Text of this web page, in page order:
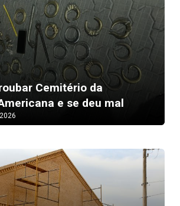
Cemitério da
e se deu mal